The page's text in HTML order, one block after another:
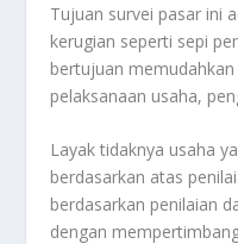
Tujuan survei pasar ini
kerugian seperti sepi
bertujuan
pelaksanaan usaha,
Layak tidaknya usaha
berdasarkan atas
berdasarkan penilaian
dengan